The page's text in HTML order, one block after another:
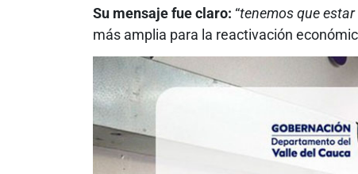
Su mensaje fue claro: “tenemos que
más amplia para la reactivación